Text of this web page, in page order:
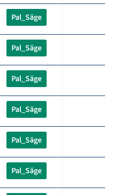
Pal_Säge
Pal_Säge
Pal_Säge
Pal_Säge
Pal_Säge
Pal_Säge